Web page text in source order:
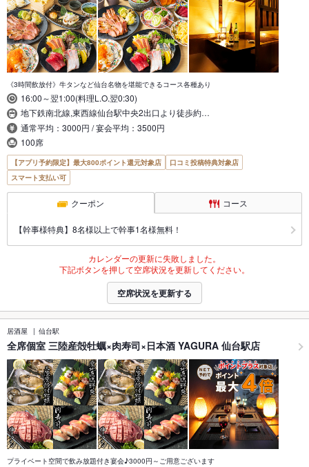
《3時間飲放付》牛タンなど仙台名物を堪能できるコース各種あり
16:00～翌1:00(料理L.O.翌0:30)
地下鉄南北線,東西線仙台駅中央2出口より徒歩約…
通常平均：3000円 / 宴会平均：3500円
100席
【アプリ予約限定】最大800ポイント還元対象店
口コミ投稿特典対象店
スマート支払い可
クーポン コース
【幹事様特典】8名様以上で幹事1名様無料！
カレンダーの更新に失敗しました。
下記ボタンを押して空席状況を更新してください。
空席状況を更新する
居酒屋 仙台駅
全席個室 三陸産殻牡蠣×肉寿司×日本酒 YAGURA 仙台駅店
プライベート空間で飲み放題付き宴会♪3000円～ご用意ございます